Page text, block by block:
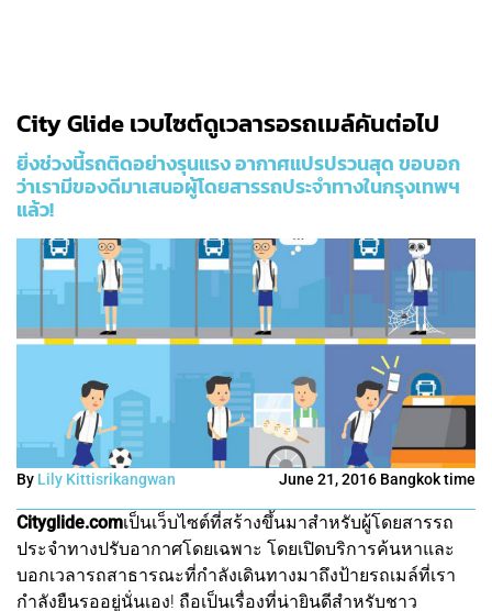
City Glide เวบไซต์ดูเวลารอรถเมล์คันต่อไป
ยิ่งช่วงนี้รถติดอย่างรุนแรง อากาศแปรปรวนสุด ขอบอก
ว่าเรามีของดีมาเสนอผู้โดยสารรถประจำทางในกรุงเทพฯ
แล้ว!
By Lily Kittisrikangwan June 21, 2016 Bangkok time
Cityglide.comเป็นเว็บไซต์ที่สร้างขึ้นมาสำหรับผู้โดยสารรถ
ประจำทางปรับอากาศโดยเฉพาะ โดยเปิดบริการค้นหาและ
บอกเวลารถสาธารณะที่กำลังเดินทางมาถึงป้ายรถเมล์ที่เรา
กำลังยืนรออยู่นั่นเอง! ถือเป็นเรื่องที่น่ายินดีสำหรับชาว